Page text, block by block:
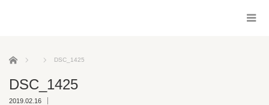
ホーム DSC_1425
DSC_1425
2019.02.16